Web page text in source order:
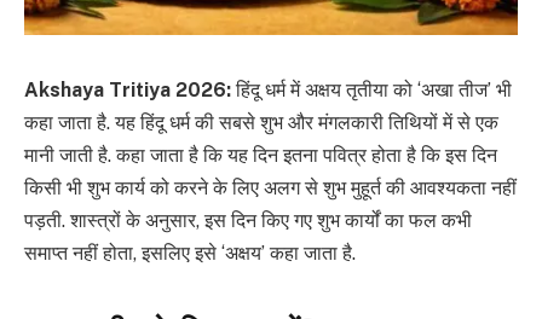
Akshaya Tritiya 2026:हिंदू धर्म में अक्षय तृतीया को ‘अखा तीज’ भी
कहा जाता है. यह हिंदू धर्म की सबसे शुभ और मंगलकारी तिथियों में से एक
मानी जाती है. कहा जाता है कि यह दिन इतना पवित्र होता है कि इस दिन
किसी भी शुभ कार्य को करने के लिए अलग से शुभ मुहूर्त की आवश्यकता नहीं
पड़ती. शास्त्रों के अनुसार, इस दिन किए गए शुभ कार्यों का फल कभी
समाप्त नहीं होता, इसलिए इसे ‘अक्षय’ कहा जाता है.